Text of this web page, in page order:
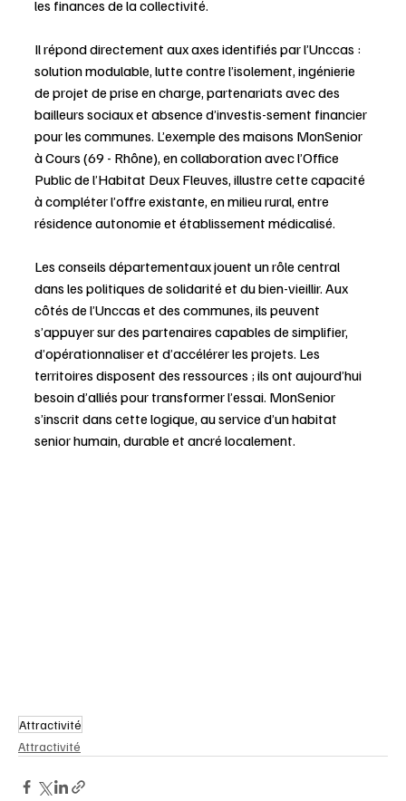
les finances de la collectivité.
Il répond directement aux axes identifiés par l’Unccas :
solution modulable, lutte contre l’isolement, ingénierie
de projet de prise en charge, partenariats avec des
bailleurs sociaux et absence d’investis-sement financier
pour les communes. L’exemple des maisons MonSenior
à Cours (69 - Rhône), en collaboration avec l’Office
Public de l’Habitat Deux Fleuves, illustre cette capacité
à compléter l’offre existante, en milieu rural, entre
résidence autonomie et établissement médicalisé.
Les conseils départementaux jouent un rôle central
dans les politiques de solidarité et du bien-vieillir. Aux
côtés de l’Unccas et des communes, ils peuvent
s’appuyer sur des partenaires capables de simplifier,
d’opérationnaliser et d’accélérer les projets. Les
territoires disposent des ressources ; ils ont aujourd’hui
besoin d’alliés pour transformer l’essai. MonSenior
s’inscrit dans cette logique, au service d’un habitat
senior humain, durable et ancré localement.
Attractivité
Attractivité